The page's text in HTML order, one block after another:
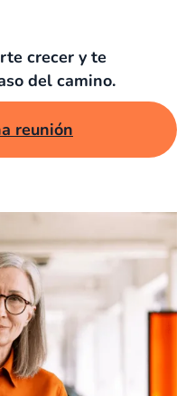
crecer y te
del camino.
reunión